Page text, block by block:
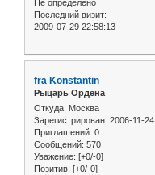
Не определено
Последний визит:
2009-07-29 22:58:13
fra Konstantin
Рыцарь Ордена
Откуда: Москва
Зарегистрирован: 2006-11-24
Приглашений: 0
Сообщений: 570
Уважение: [+0/-0]
Позитив: [+0/-0]